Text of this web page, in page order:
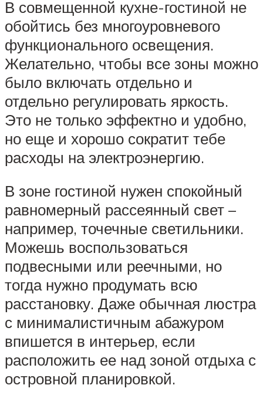
В совмещенной кухне-гостиной не
обойтись без многоуровневого
функционального освещения.
Желательно, чтобы все зоны можно
было включать отдельно и
отдельно регулировать яркость.
Это не только эффектно и удобно,
но еще и хорошо сократит тебе
расходы на электроэнергию.
В зоне гостиной нужен спокойный
равномерный рассеянный свет –
например, точечные светильники.
Можешь воспользоваться
подвесными или реечными, но
тогда нужно продумать всю
расстановку. Даже обычная люстра
с минималистичным абажуром
впишется в интерьер, если
расположить ее над зоной отдыха с
островной планировкой.